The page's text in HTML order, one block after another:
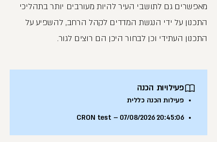
מאפשרים גם לתושבי העיר להיות מעורבים יותר בתהליכי
התכנון על ידי הנגשת המדדים לקהל הרחב, להשפיע על
התכנון העתידי וכן לבחור היכן הם רוצים לגור.
פעילויות הכנה
פעילות הכנה כללית
CRON test – 07/08/2026 20:45:06